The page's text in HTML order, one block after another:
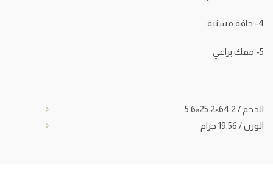
4- حافة مسننة
5- مفك براغي
الحجم / 64.2×25.2×5.6
الوزن / 19.56 جرام